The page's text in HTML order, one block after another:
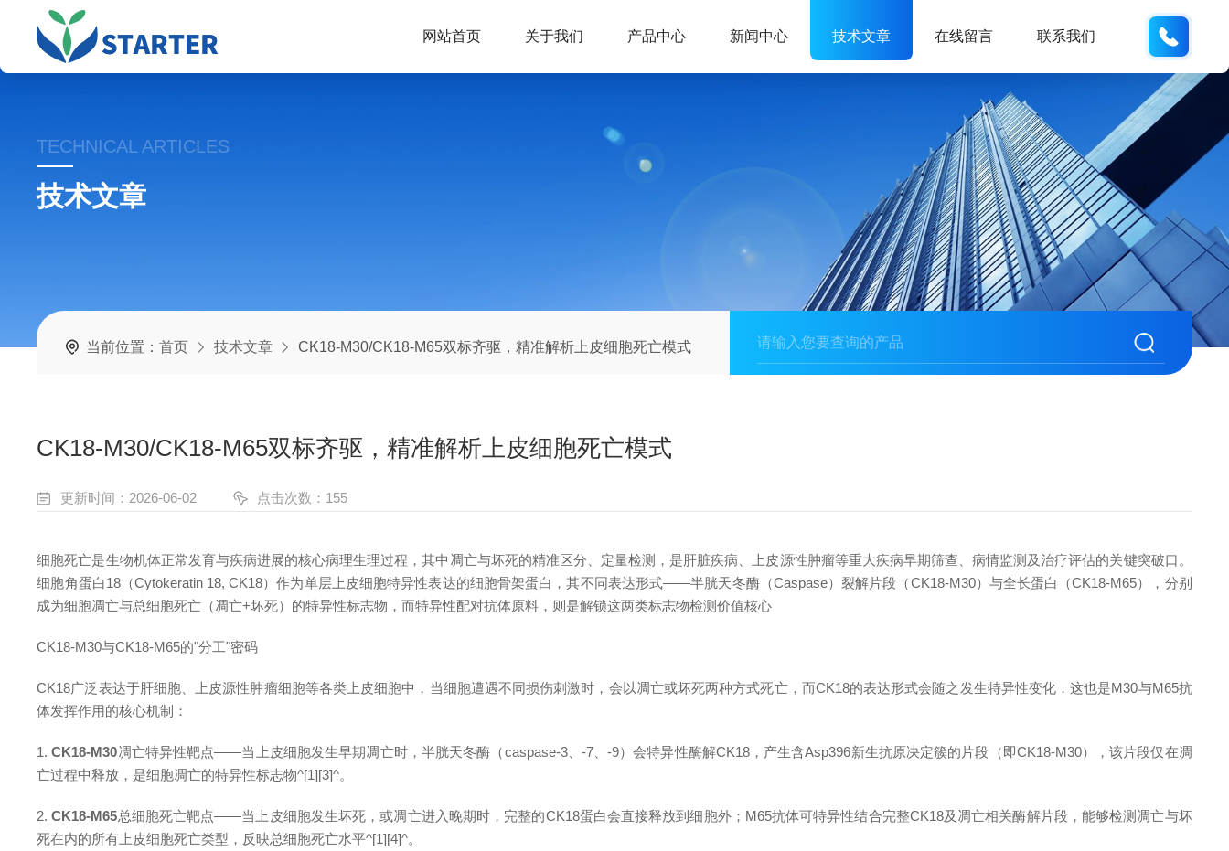
网站首页 关于我们 产品中心 新闻中心 技术文章 在线留言 联系我们
TECHNICAL ARTICLES
技术文章
当前位置：首页 技术文章 CK18-M30/CK18-M65双标齐驱，精准解析上皮细胞死亡模式
CK18-M30/CK18-M65双标齐驱，精准解析上皮细胞死亡模式
更新时间：2026-06-02 点击次数：155
细胞死亡是生物机体正常发育与疾病进展的核心病理生理过程，其中凋亡与坏死的精准区分、定量检测，是肝脏疾病、上皮源性肿瘤等重大疾病早期筛查、病情监测及治疗评估的关键突破口。
细胞角蛋白18（Cytokeratin 18, CK18）作为单层上皮细胞特异性表达的细胞骨架蛋白，其不同表达形式——半胱天冬酶（Caspase）裂解片段（CK18-M30）与全长蛋白（CK18-M65），分别
成为细胞凋亡与总细胞死亡（凋亡+坏死）的特异性标志物，而特异性配对抗体原料，则是解锁这两类标志物检测价值核心
CK18-M30与CK18-M65的"分工"密码
CK18广泛表达于肝细胞、上皮源性肿瘤细胞等各类上皮细胞中，当细胞遭遇不同损伤刺激时，会以凋亡或坏死两种方式死亡，而CK18的表达形式会随之发生特异性变化，这也是M30与M65抗
体发挥作用的核心机制：
1.CK18-M30凋亡特异性靶点——当上皮细胞发生早期凋亡时，半胱天冬酶（caspase-3、-7、-9）会特异性酶解CK18，产生含Asp396新生抗原决定簇的片段（即CK18-M30），该片段仅在凋
亡过程中释放，是细胞凋亡的特异性标志物^[1][3]^。
2.CK18-M65总细胞死亡靶点——当上皮细胞发生坏死，或凋亡进入晚期时，完整的CK18蛋白会直接释放到细胞外；M65抗体可特异性结合完整CK18及凋亡相关酶解片段，能够检测凋亡与坏
死在内的所有上皮细胞死亡类型，反映总细胞死亡水平^[1][4]^。